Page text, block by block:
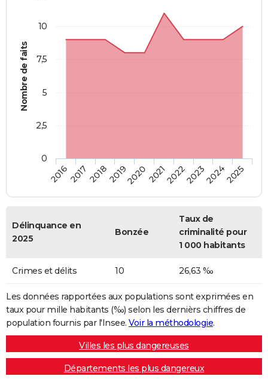
Nombre de faits
2016201720182019202020212022202320242025
0
2,5
5
7,5
10
Délinquance en
2025
Bonzée
Taux de
criminalité pour
1 000 habitants
Crimes et délits 10 26,63 ‰
Les données rapportées aux populations sont exprimées en
taux pour mille habitants (‰) selon les dernièrs chiffres de
population fournis par l'Insee. Voir la méthodologie.
Villes les plus dangereuses
Départements les plus dangereux